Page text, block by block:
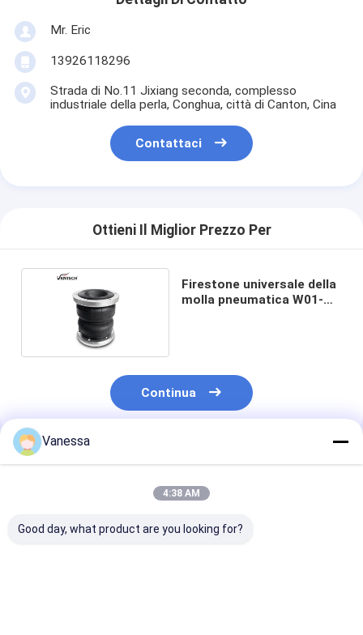
Mr. Eric
13926118296
Strada di No.11 Jixiang seconda, complesso
industriale della perla, Conghua, città di Canton, Cina
Contattaci
Ottieni Il Miglior Prezzo Per
Firestone universale della
molla pneumatica W01-
Continua
Prodotti Raccomandati
Vanessa
4:38 AM
Good day, what product are you looking for?